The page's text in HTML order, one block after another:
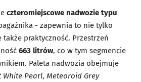
czteromiejscowe nadwozie typu
- zapewnia to nie tylko
praktyczność. Przestrzeń
663 litrów, co w tym segmencie
Paleta nadwozia obejmuje
White Pearl, Meteoroid Grey